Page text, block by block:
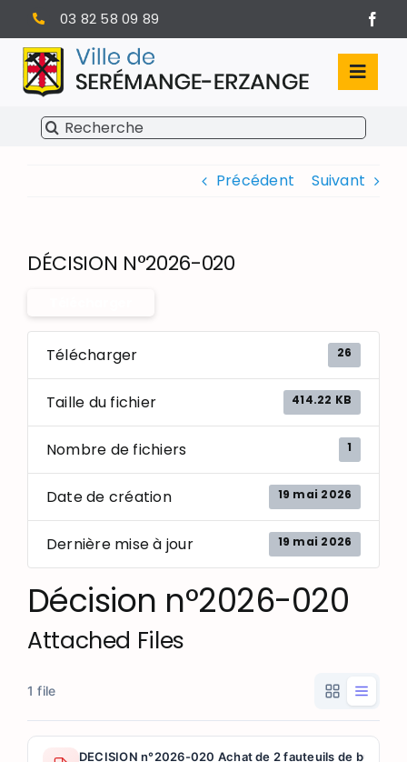
Passer
au
contenu
03 82 58 09 89
SÉRÉMANGE-ERZANGE
Rechercher:
Précédent Suivant
DÉCISION N°2026-020
Télécharger 26
Taille du fichier 414.22 KB
Nombre de fichiers 1
Date de création 19 mai 2026
Dernière mise à jour 19 mai 2026
Décision n°2026-020
Attached Files
1 file
DECISION n°2026-020 Achat de 2 fauteuils de bureau